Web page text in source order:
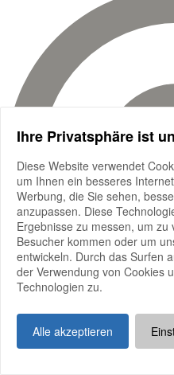
Ihre Privatsphäre ist
Diese Website verwendet
um Ihnen ein besseres
Werbung, die Sie sehen,
anzupassen. Diese
Ergebnisse zu messen, um
Besucher kommen oder um
entwickeln. Durch das Surfen
der Verwendung von Cookies
Technologien zu.
Alle akzeptieren